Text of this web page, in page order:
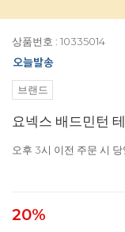
상품번호 : 10335014
브랜드
요넥스 배드민턴
오후 3시 이전 주문 시 당
20%